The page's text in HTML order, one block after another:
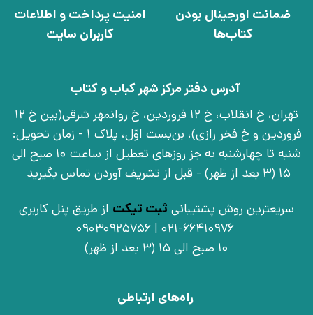
ضمانت اورجینال بودن
کتاب‌ها
امنیت پرداخت و اطلاعات
کاربران سایت
آدرس دفتر مرکز شهر کباب و کتاب
تهران، خ انقلاب، خ 12 فروردین، خ روانمهر شرقی(بین خ 12
فروردین و خ فخر رازی)، بن‌بست اوّل، پلاک 1 - زمان تحویل:
شنبه تا چهارشنبه به جز روزهای تعطیل از ساعت 10 صبح الی
15 (3 بعد از ظهر) - قبل از تشریف آوردن تماس بگیرید
سریعترین روش پشتیبانی ثبت تیکت از طریق پنل کاربری
021-66410976 | 09030925756
10 صبح الی 15 (3 بعد از ظهر)
راه‌های ارتباطی